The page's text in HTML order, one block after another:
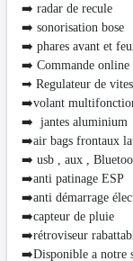
➡️ radar de recule
➡️ sonorisation bose
➡️ phares avant et
➡️ Commande online
➡ Regulateur de
➡️volant
➡️ jantes aluminium
➡️air bags frontaux
➡️ usb , aux ,
➡️anti patinage ESP
➡️anti démarrage
➡️capteur de pluie
➡️rétroviseur
➡️Disponible a notre